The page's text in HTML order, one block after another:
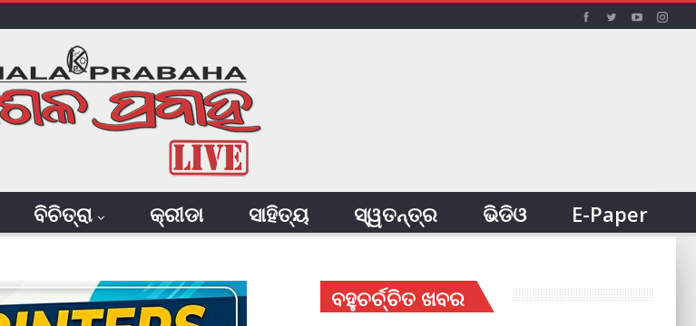
ବିଚିତ୍ରା କ୍ରୀଡା ସାହିତ୍ୟ ସ୍ୱତନ୍ତ୍ର ଭିଡିଓ E-Paper
ବହୁଚର୍ଚ୍ଚିତ ଖବର